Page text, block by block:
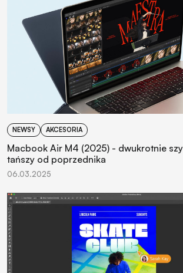
NEWSY AKCESORIA
Macbook Air M4 (2025) - dwukrotnie
tańszy od poprzednika
06.03.2025